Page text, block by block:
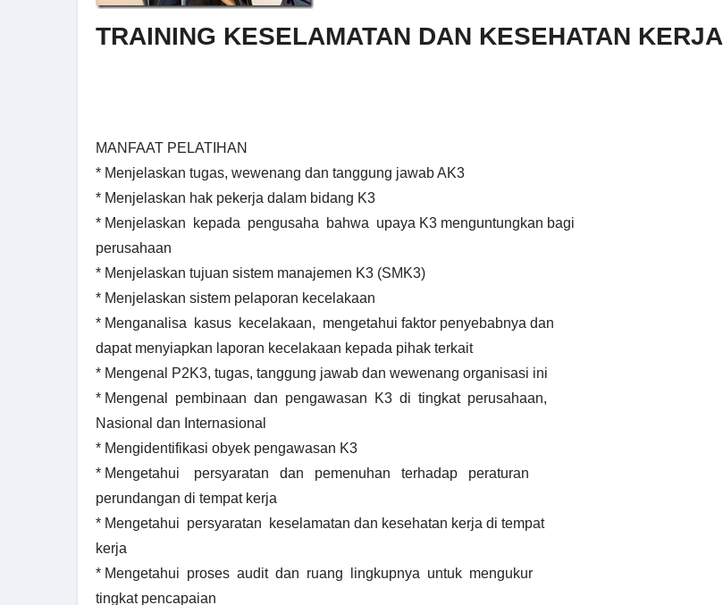
TRAINING KESELAMATAN DAN KESEHATAN KERJA
MANFAAT PELATIHAN
* Menjelaskan tugas, wewenang dan tanggung jawab AK3
* Menjelaskan hak pekerja dalam bidang K3
* Menjelaskan kepada pengusaha bahwa upaya K3 menguntungkan bagi
perusahaan
* Menjelaskan tujuan sistem manajemen K3 (SMK3)
* Menjelaskan sistem pelaporan kecelakaan
* Menganalisa kasus kecelakaan, mengetahui faktor penyebabnya dan
dapat menyiapkan laporan kecelakaan kepada pihak terkait
* Mengenal P2K3, tugas, tanggung jawab dan wewenang organisasi ini
* Mengenal pembinaan dan pengawasan K3 di tingkat perusahaan,
Nasional dan Internasional
* Mengidentifikasi obyek pengawasan K3
* Mengetahui persyaratan dan pemenuhan terhadap peraturan
perundangan di tempat kerja
* Mengetahui persyaratan keselamatan dan kesehatan kerja di tempat
kerja
* Mengetahui proses audit dan ruang lingkupnya untuk mengukur
tingkat pencapaian